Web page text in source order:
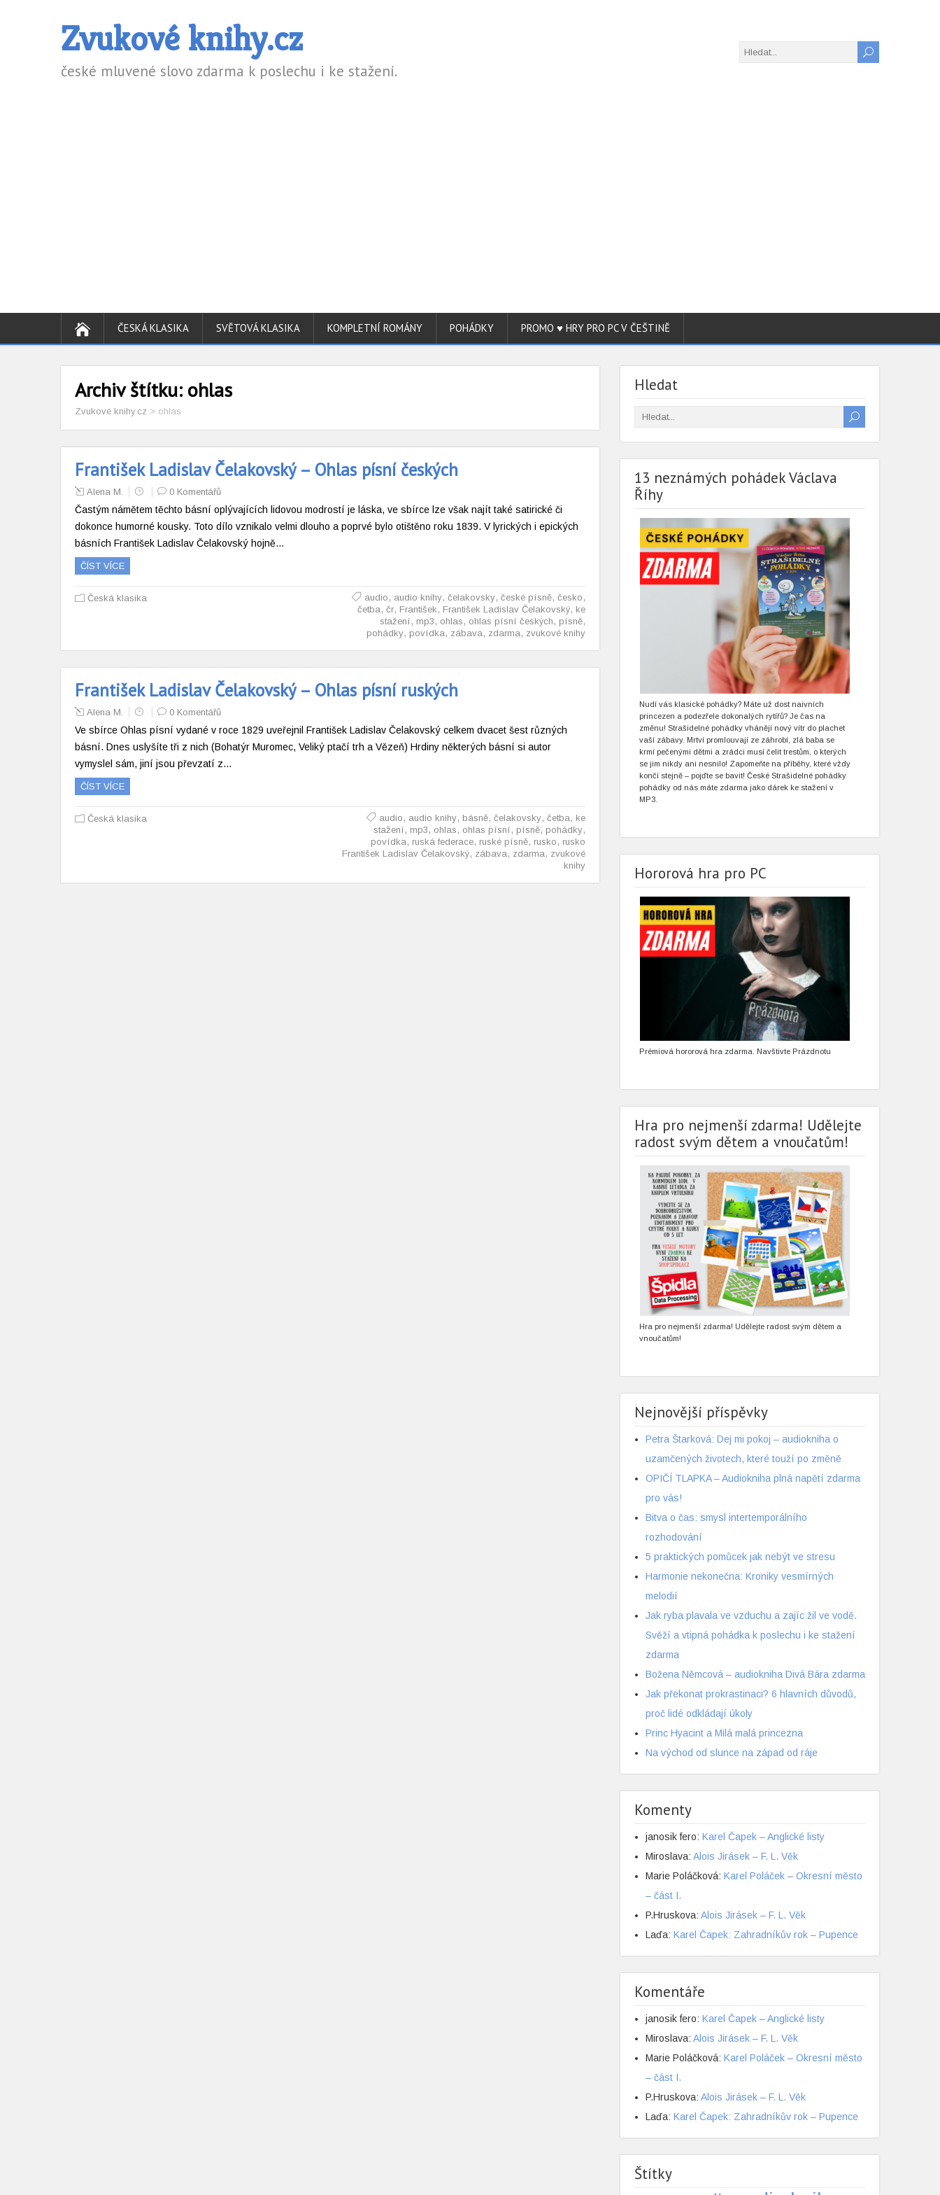
Zvukové knihy.cz
české mluvené slovo zdarma k poslechu i ke stažení.
ČESKÁ KLASIKA SVĚTOVÁ KLASIKA KOMPLETNÍ ROMÁNY POHÁDKY PROMO ♥ HRY PRO PC V ČEŠTINĚ
Archiv štítku: ohlas
Zvukové knihy.cz > ohlas
František Ladislav Čelakovský – Ohlas písní českých
Alena M. 0 Komentářů
Častým námětem těchto básní oplývajících lidovou modrostí je láska, ve sbírce lze však najít také satirické či
dokonce humorné kousky. Toto dílo vznikalo velmi dlouho a poprvé bylo otištěno roku 1839. V lyrických i epických
básních František Ladislav Čelakovský hojně…
ČÍST VÍCE
Česká klasika audio , audio knihy, čelakovsky, české písně, česko ,
četba, čr, František , František Ladislav Čelakovský, ke
stažení , mp3 , ohlas , ohlas písní českých , písně,
pohádky, povídka, zábava, zdarma, zvukové knihy
František Ladislav Čelakovský – Ohlas písní ruských
Alena M. 0 Komentářů
Ve sbírce Ohlas písní vydané v roce 1829 uveřejnil František Ladislav Čelakovský celkem dvacet šest různých
básní. Dnes uslyšíte tři z nich (Bohatýr Muromec, Veliký ptačí trh a Vězeň) Hrdiny některých básní si autor
vymyslel sám, jiní jsou převzatí z…
ČÍST VÍCE
Česká klasika audio , audio knihy, básně, čelakovsky, četba, ke
stažení , mp3 , ohlas , ohlas písní , písně, pohádky,
povídka, ruská federace, ruské písně, rusko , rusko
František Ladislav Čelakovský, zábava, zdarma, zvukové
knihy
Hledat
13 neznámých pohádek Václava
Říhy
Nudí vás klasické pohádky? Máte už dost naivních
princezen a podezřele dokonalých rytířů? Je čas na
změnu! Strašidelné pohádky vhánějí nový vítr do plachet
vaší zábavy. Mrtví promlouvají ze záhrobí, zlá baba se
krmí pečenými dětmi a zrádci musí čelit trestům, o kterých
se jim nikdy ani nesnilo! Zapomeňte na příběhy, které vždy
končí stejně – pojďte se bavit! České Strašidelné pohádky
pohádky od nás máte zdarma jako dárek ke stažení v
MP3.
Hororová hra pro PC
Prémiová hororová hra zdarma. Navštivte Prázdnotu
Hra pro nejmenší zdarma! Udělejte
radost svým dětem a vnoučatům!
Hra pro nejmenší zdarma! Udělejte radost svým dětem a
vnoučatům!
Nejnovější příspěvky
Petra Štarková: Dej mi pokoj – audiokniha o
uzamčených životech, které touží po změně
OPIČÍ TLAPKA – Audiokniha plná napětí zdarma
pro vás!
Bitva o čas: smysl intertemporálního
rozhodování
5 praktických pomůcek jak nebýt ve stresu
Harmonie nekonečna: Kroniky vesmírných
melodií
Jak ryba plavala ve vzduchu a zajíc žil ve vodě.
Svěží a vtipná pohádka k poslechu i ke stažení
zdarma
Božena Němcová – audiokniha Divá Bára zdarma
Jak překonat prokrastinaci? 6 hlavních důvodů,
proč lidé odkládají úkoly
Princ Hyacint a Milá malá princezna
Na východ od slunce na západ od ráje
Komenty
janosik fero: Karel Čapek – Anglické listy
Miroslava: Alois Jirásek – F. L. Věk
Marie Poláčková: Karel Poláček – Okresní město
– část I.
P.Hruskova: Alois Jirásek – F. L. Věk
Laďa: Karel Čapek: Zahradníkův rok – Pupence
Komentáře
janosik fero: Karel Čapek – Anglické listy
Miroslava: Alois Jirásek – F. L. Věk
Marie Poláčková: Karel Poláček – Okresní město
– část I.
P.Hruskova: Alois Jirásek – F. L. Věk
Laďa: Karel Čapek: Zahradníkův rok – Pupence
Štítky